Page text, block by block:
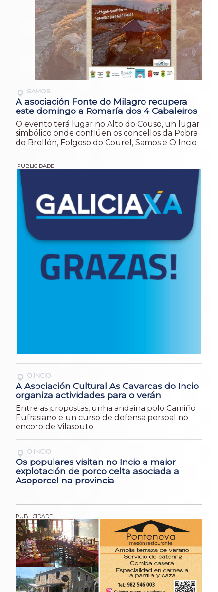
SAMOS
A asociación Fonte do Milagro recupera
este domingo a Romaría dos 4 Cabaleiros
O evento terá lugar no Alto do Couso, un lugar
simbólico onde conflúen os concellos da Pobra
do Brollón, Folgoso do Courel, Samos e O Incio
O INCIO
A Asociación Cultural As Cavarcas do Incio
organiza actividades para o verán
Entre as propostas, unha andaina polo Camiño
Eufrasiano e un curso de defensa persoal no
encoro de Vilasouto
O INCIO
Os populares visitan no Incio a maior
explotación de porco celta asociada a
Asoporcel na provincia